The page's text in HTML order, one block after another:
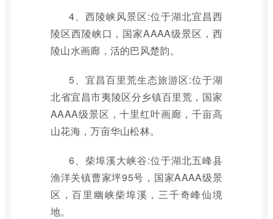
4、西陵峡风景区:位于湖北宜昌西
陵区西陵峡口，国家AAAA级景区，西
陵山水画廊，活的巴风楚韵。
5、宜昌百里荒生态旅游区:位于湖
北省宜昌市夷陵区分乡镇百里荒，国家
AAAA级景区，十里红叶画廊，千亩高
山花海，万亩华山松林。
6、柴埠溪大峡谷:位于湖北五峰县
渔洋关镇曹家坪95号，国家AAAA级景
区，百里幽峡柴埠溪，三千奇峰仙境
地。